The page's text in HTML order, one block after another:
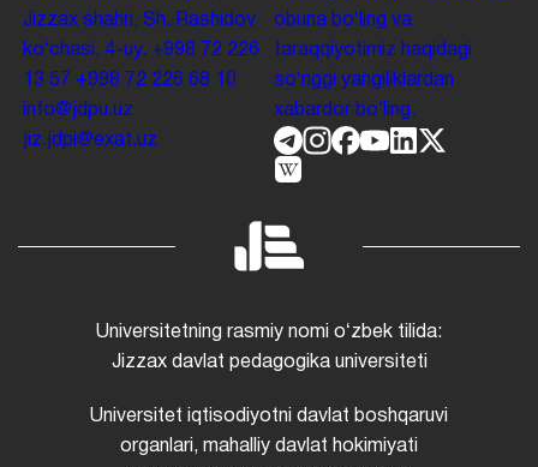
Jizzax shahri, Sh. Rashidov
koʻchasi, 4-uy. +998 72 226
13 57 +998 72 226 68 10
info@jdpu.uz
jiz.jdpi@exat.uz
obuna boʻling va
taraqqiyotimiz haqidagi
soʻnggi yangiliklardan
xabardor boʻling.
Universitetning rasmiy nomi oʻzbek tilida:
Jizzax davlat pedagogika universiteti
Universitet iqtisodiyotni davlat boshqaruvi
organlari, mahalliy davlat hokimiyati